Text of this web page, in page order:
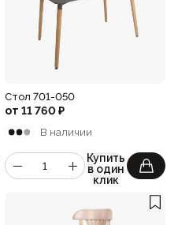
Стол 701-050
от 11 760₽
В наличии
Купить
в один
клик